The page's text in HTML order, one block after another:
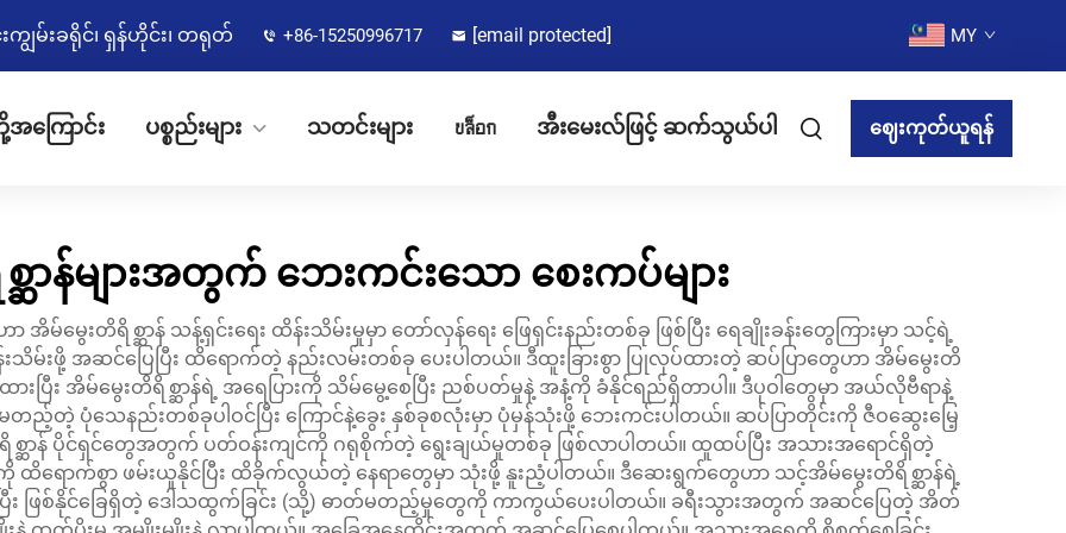
ကျွမ်းခရိုင်၊ ရှန်ဟိုင်း၊ တရုတ် +86-15250996717 [email protected] MY
အကြောင်း ပစ္စည်းများ သတင်းများ บล็อก အီးမေးလ်ဖြင့် ဆက်သွယ်ပါ ဈေးကုတ်ယူရန်
ာန်များအတွက် ဘေးကင်းသော စေးကပ်များ
းတိရိစ္ဆာန် သန့်ရှင်းရေး ထိန်းသိမ်းမှုမှာ တော်လှန်ရေး ဖြေရှင်းနည်းတစ်ခု ဖြစ်ပြီး ရေချိုးခန်းတွေကြားမှာ သင့်ရဲ့
မ်းဖို့ အဆင်ပြေပြီး ထိရောက်တဲ့ နည်းလမ်းတစ်ခု ပေးပါတယ်။ ဒီထူးခြားစွာ ပြုလုပ်ထားတဲ့ ဆပ်ပြာတွေဟာ အိမ်မွေးတိ
ပြီး အိမ်မွေးတိရိစ္ဆာန်ရဲ့ အရေပြားကို သိမ်မွေ့စေပြီး ညစ်ပတ်မှုနဲ့ အနံ့ကို ခံနိုင်ရည်ရှိတာပါ။ ဒီပုဝါတွေမှာ အယ်လိုဗီရာနဲ့
ပုံသေနည်းတစ်ခုပါဝင်ပြီး ကြောင်နဲ့ခွေး နှစ်ခုစလုံးမှာ ပုံမှန်သုံးဖို့ ဘေးကင်းပါတယ်။ ဆပ်ပြာတိုင်းကို ဇီဝဆွေးမြေ့
န် ပိုင်ရှင်တွေအတွက် ပတ်ဝန်းကျင်ကို ဂရုစိုက်တဲ့ ရွေးချယ်မှုတစ်ခု ဖြစ်လာပါတယ်။ ထူထပ်ပြီး အသားအရောင်ရှိတဲ့
ရောက်စွာ ဖမ်းယူနိုင်ပြီး ထိခိုက်လွယ်တဲ့ နေရာတွေမှာ သုံးဖို့ နူးညံ့ပါတယ်။ ဒီဆေးရွက်တွေဟာ သင့်အိမ်မွေးတိရိစ္ဆာန်ရဲ့
ြီး ဖြစ်နိုင်ခြေရှိတဲ့ ဒေါသထွက်ခြင်း (သို့) ဓာတ်မတည့်မှုတွေကို ကာကွယ်ပေးပါတယ်။ ခရီးသွားအတွက် အဆင်ပြေတဲ့ အိတ်